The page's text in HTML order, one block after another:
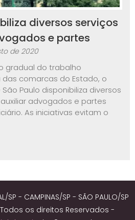
diversos serviços
e partes
de 2020
gradual do trabalho
comarcas do Estado, o
Paulo disponibiliza diversos
advogados e partes
As iniciativas evitam o
SP - CAMPINAS/SP - SÃO PAULO/SP
os direitos Reservados -